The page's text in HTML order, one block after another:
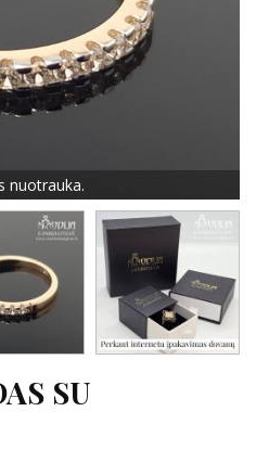
nuotrauka.
SU